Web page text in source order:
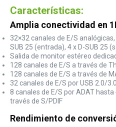
Características:
Amplia conectividad en
32×32 canales de E/S
SUB 25 (entrada), 4 x D-SUB 25
Salida de monitor estéreo
128 canales de E/S a través de
128 canales de E/S a través de
32 canales de E/S por USB 2.0/3.0
8 canales de E/S por ADAT
través de S/PDIF
Rendimiento de